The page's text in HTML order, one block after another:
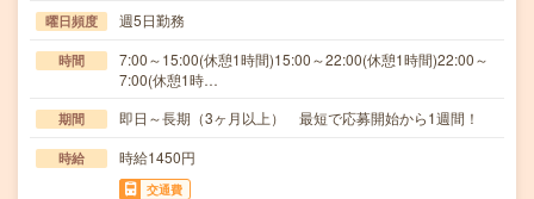
曜日頻度 週5日勤務
時間
7:00～15:00(休憩1時間)15:00～22:00(休憩1時間)22:00～
7:00(休憩1時…
期間 即日～長期（3ヶ月以上） 最短で応募開始から1週間！
時給 時給1450円
交通費